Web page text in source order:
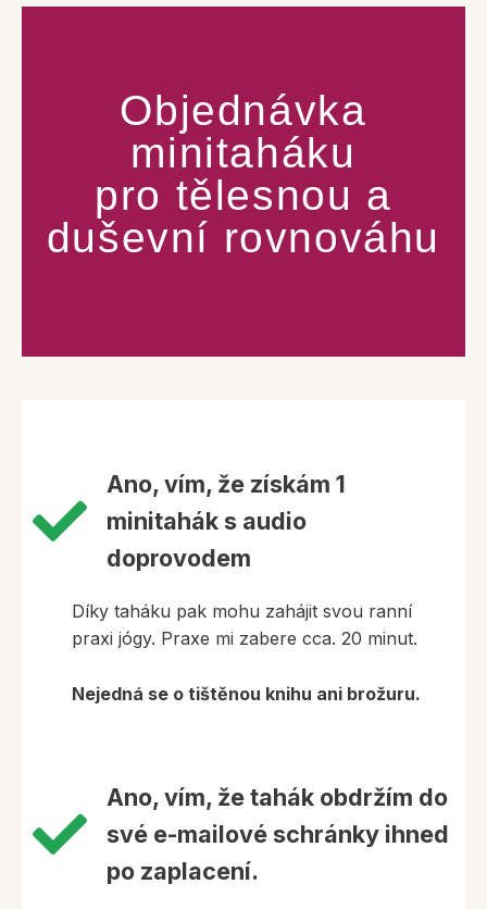
Objednávka
minitaháku
pro tělesnou a
duševní rovnováhu
Ano, vím, že získám 1
minitahák s audio
doprovodem
Díky taháku pak mohu zahájit svou ranní
praxi jógy. Praxe mi zabere cca. 20 minut.
Nejedná se o tištěnou knihu ani brožuru.
Ano, vím, že tahák obdržím do
své e-mailové schránky ihned
po zaplacení.